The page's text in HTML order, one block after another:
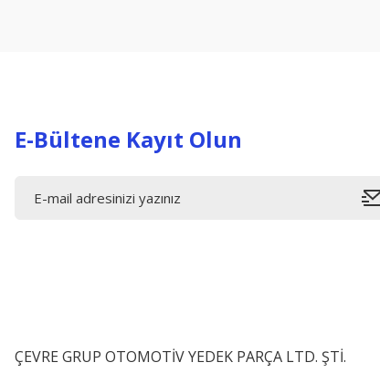
E-Bültene Kayıt Olun
ÇEVRE GRUP OTOMOTİV YEDEK PARÇA LTD. ŞTİ.